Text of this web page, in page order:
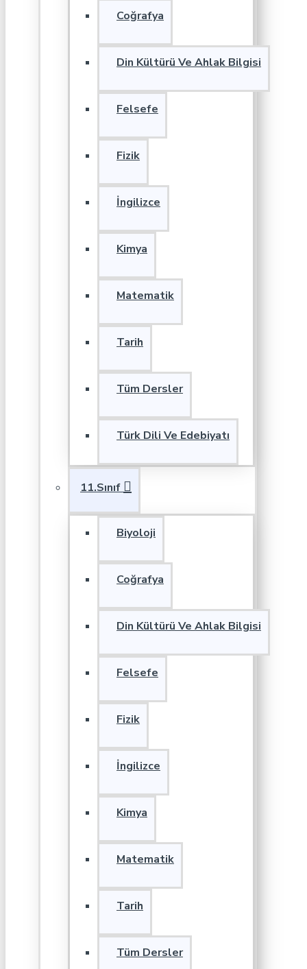
Coğrafya
Din Kültürü Ve Ahlak Bilgisi
Felsefe
Fizik
İngilizce
Kimya
Matematik
Tarih
Tüm Dersler
Türk Dili Ve Edebiyatı
11.Sınıf
Biyoloji
Coğrafya
Din Kültürü Ve Ahlak Bilgisi
Felsefe
Fizik
İngilizce
Kimya
Matematik
Tarih
Tüm Dersler